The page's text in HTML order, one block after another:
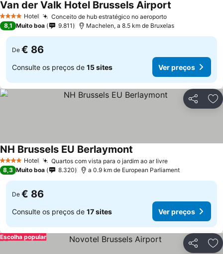
4 EstrelasHotel Conceito de hub estratégico no aeroporto
Van der Valk Hotel Brussels Airport
8,1 Muito boa 9.811 Machelen, a 8.5 km de Bruxelas
De € 86
Consulte os preços de 15 sites Ver preços
Partilhar
4 EstrelasHotel Quartos com vista para o jardim ao ar livre
NH Brussels EU Berlaymont
8,3 Muito boa 8.320 a 0.9 km de European Parliament
De € 86
Consulte os preços de 17 sites Ver preços
Partilhar
Escolha popular